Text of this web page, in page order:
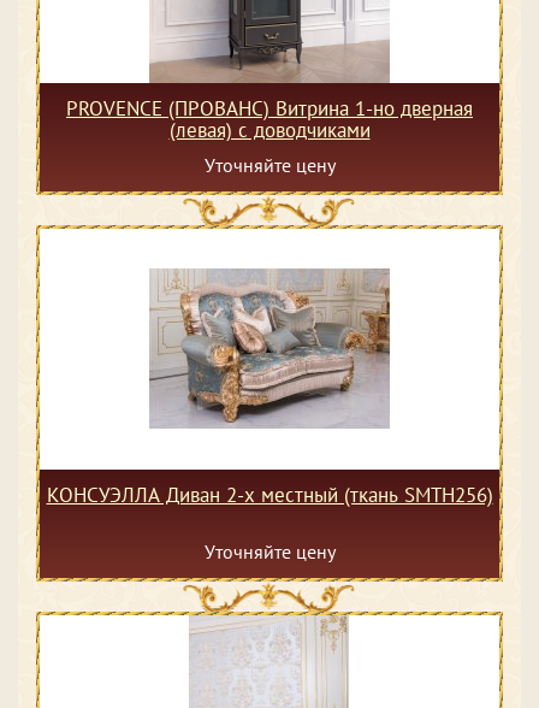
PROVENCE (ПРОВАНС) Витрина 1-но дверная
(левая) с доводчиками
Уточняйте цену
КОНСУЭЛЛА Диван 2-х местный (ткань SMTH256)
Уточняйте цену